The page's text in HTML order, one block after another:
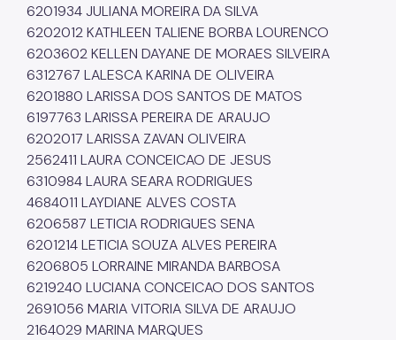
6201934 JULIANA MOREIRA DA SILVA
6202012 KATHLEEN TALIENE BORBA LOURENCO
6203602 KELLEN DAYANE DE MORAES SILVEIRA
6312767 LALESCA KARINA DE OLIVEIRA
6201880 LARISSA DOS SANTOS DE MATOS
6197763 LARISSA PEREIRA DE ARAUJO
6202017 LARISSA ZAVAN OLIVEIRA
2562411 LAURA CONCEICAO DE JESUS
6310984 LAURA SEARA RODRIGUES
4684011 LAYDIANE ALVES COSTA
6206587 LETICIA RODRIGUES SENA
6201214 LETICIA SOUZA ALVES PEREIRA
6206805 LORRAINE MIRANDA BARBOSA
6219240 LUCIANA CONCEICAO DOS SANTOS
2691056 MARIA VITORIA SILVA DE ARAUJO
2164029 MARINA MARQUES